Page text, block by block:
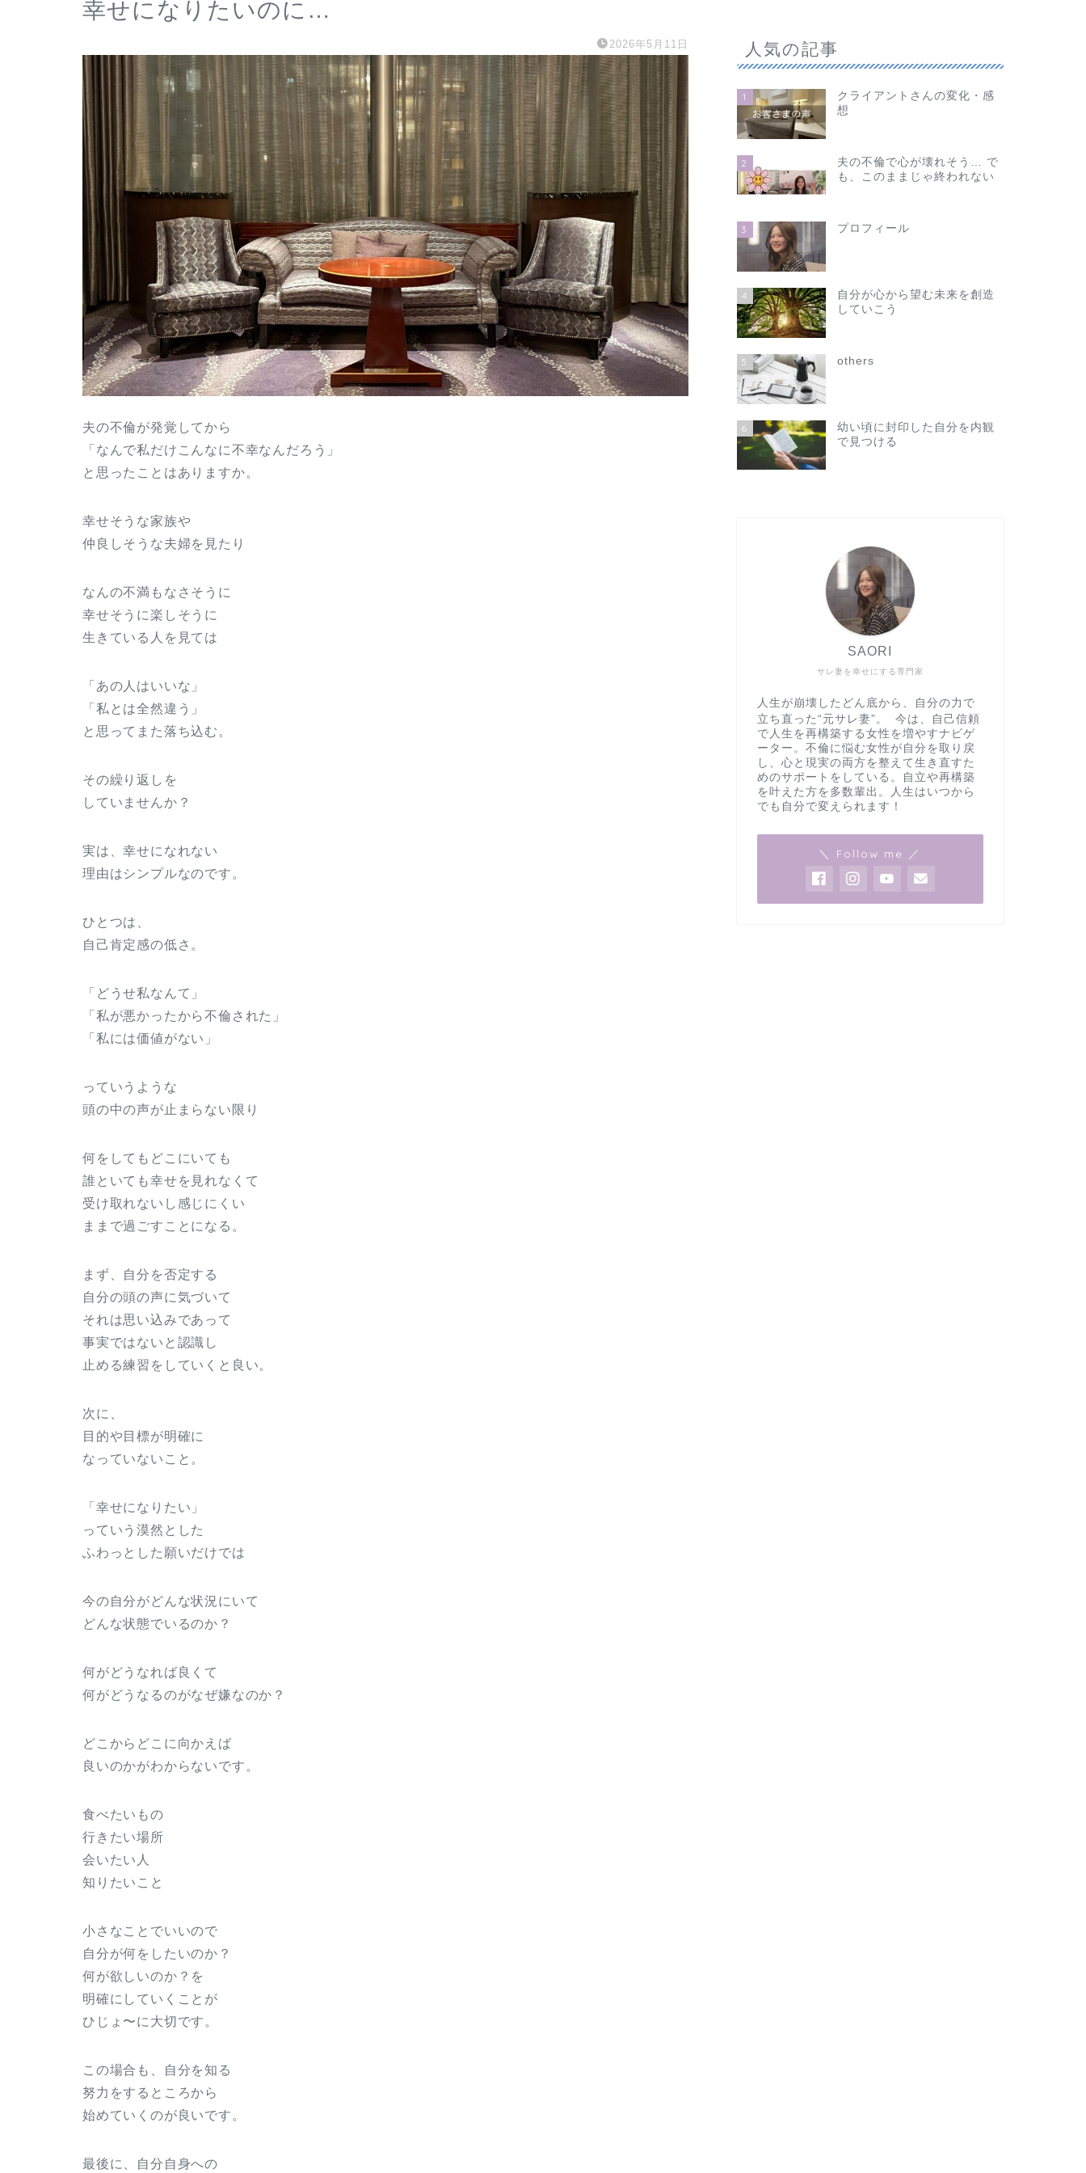
幸せになりたいのに…
2026年5月11日
夫の不倫が発覚してから
「なんで私だけこんなに不幸なんだろう」
と思ったことはありますか。
幸せそうな家族や
仲良しそうな夫婦を見たり
なんの不満もなさそうに
幸せそうに楽しそうに
生きている人を見ては
「あの人はいいな」
「私とは全然違う」
と思ってまた落ち込む。
その繰り返しを
していませんか？
実は、幸せになれない
理由はシンプルなのです。
ひとつは、
自己肯定感の低さ。
「どうせ私なんて」
「私が悪かったから不倫された」
「私には価値がない」
っていうような
頭の中の声が止まらない限り
何をしてもどこにいても
誰といても幸せを見れなくて
受け取れないし感じにくい
ままで過ごすことになる。
まず、自分を否定する
自分の頭の声に気づいて
それは思い込みであって
事実ではないと認識し
止める練習をしていくと良い。
次に、
目的や目標が明確に
なっていないこと。
「幸せになりたい」
っていう漠然とした
ふわっとした願いだけでは
今の自分がどんな状況にいて
どんな状態でいるのか？
何がどうなれば良くて
何がどうなるのがなぜ嫌なのか？
どこからどこに向かえば
良いのかがわからないです。
食べたいもの
行きたい場所
会いたい人
知りたいこと
小さなことでいいので
自分が何をしたいのか？
何が欲しいのか？を
明確にしていくことが
ひじょ〜に大切です。
この場合も、自分を知る
努力をするところから
始めていくのが良いです。
最後に、自分自身への
人気の記事
1
クライアントさんの変化・感
想
2
夫の不倫で心が壊れそう… で
も、このままじゃ終われない
3 プロフィール
4
自分が心から望む未来を創造
していこう
5 others
6
幼い頃に封印した自分を内観
で見つける
サレ妻を幸せにする専門家
SAORI
人生が崩壊したどん底から、自分の力で
立ち直った“元サレ妻”。 今は、自己信頼
で人生を再構築する女性を増やすナビゲ
ーター。不倫に悩む女性が自分を取り戻
し、心と現実の両方を整えて生き直すた
めのサポートをしている。自立や再構築
を叶えた方を多数輩出。人生はいつから
でも自分で変えられます！
＼ Follow me ／